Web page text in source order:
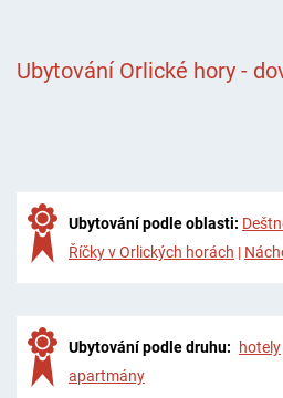
Ubytování Orlické hory -
Ubytování podle oblasti:
Říčky v Orlických horách |
Ubytování podle druhu: hotely
apartmány